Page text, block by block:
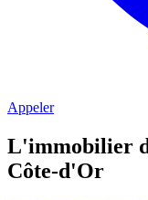
Appeler
L'immobilier
Côte-d'Or